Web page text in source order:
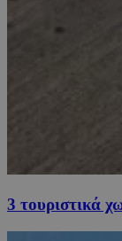
3 τουριστικά